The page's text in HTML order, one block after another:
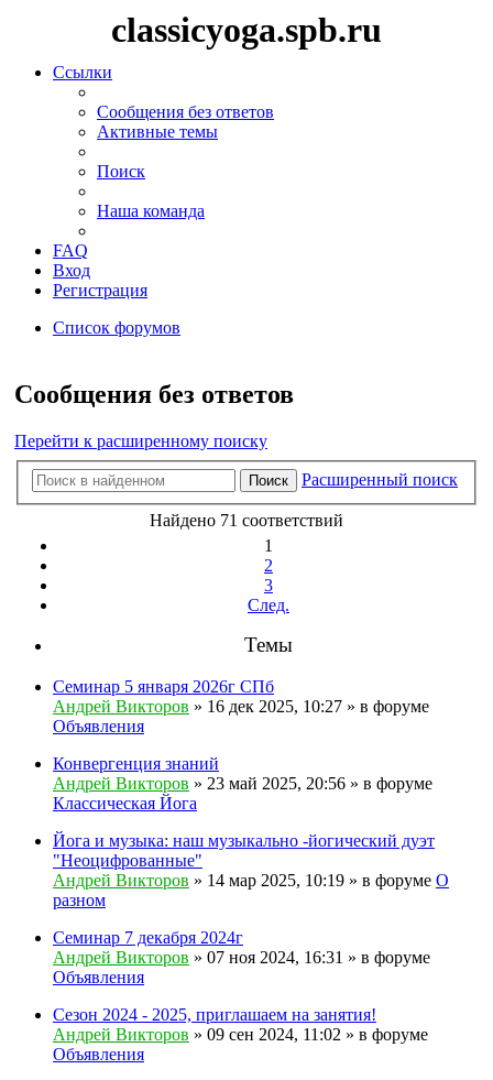
classicyoga.spb.ru
Ссылки
Сообщения без ответов
Активные темы
Поиск
Наша команда
FAQ
Вход
Регистрация
Список форумов
Сообщения без ответов
Перейти к расширенному поиску
Поиск Расширенный поиск
Найдено 71 соответствий
1
2
3
След.
Темы
Семинар 5 января 2026г СПб
Андрей Викторов » 16 дек 2025, 10:27 » в форуме
Объявления
Конвергенция знаний
Андрей Викторов » 23 май 2025, 20:56 » в форуме
Классическая Йога
Йога и музыка: наш музыкально -йогический дуэт
"Неоцифрованные"
Андрей Викторов » 14 мар 2025, 10:19 » в форуме О
разном
Семинар 7 декабря 2024г
Андрей Викторов » 07 ноя 2024, 16:31 » в форуме
Объявления
Сезон 2024 - 2025, приглашаем на занятия!
Андрей Викторов » 09 сен 2024, 11:02 » в форуме
Объявления